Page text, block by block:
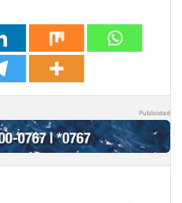
Publicidad